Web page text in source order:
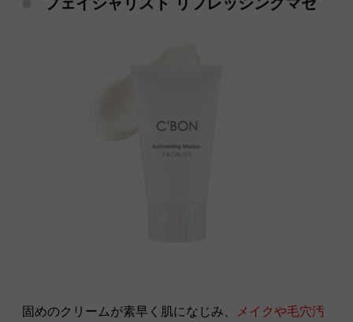
固めのクリームが素早く肌になじみ、
メイクや毛穴汚